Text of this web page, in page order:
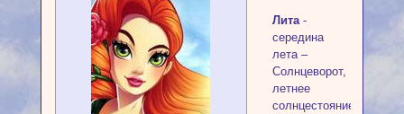
Лита-
середина
лета –
Солнцеворот,
летнее
солнцестояние,